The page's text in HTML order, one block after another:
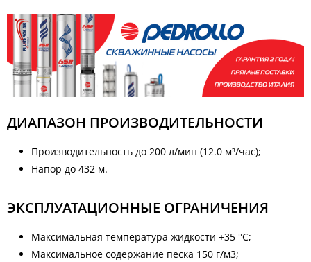
ДИАПАЗОН ПРОИЗВОДИТЕЛЬНОСТИ
Производительность до 200 л/мин (12.0 м³/час);
Напор до 432 м.
ЭКСПЛУАТАЦИОННЫЕ ОГРАНИЧЕНИЯ
Максимальная температура жидкости +35 °C;
Максимальное содержание песка 150 г/м3;